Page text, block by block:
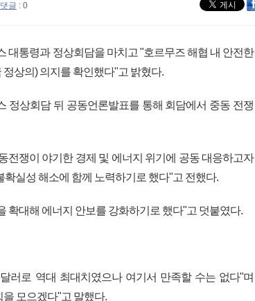
글 : 0
대통령과 정상회담을 마치고 "호르무즈 해협 내 안전한
상의) 의지를 확인했다"고 밝혔다.
정상회담 뒤 공동언론발표를 통해 회담에서 중동 전쟁
전쟁이 야기한 경제 및 에너지 위기에 공동 대응하고자
실성 해소에 함께 노력하기로 했다"고 전했다.
확대해 에너지 안보를 강화하기로 했다"고 덧붙였다.
러로 역대 최대치였으나 여기서 만족할 수는 없다"며
모으겠다"고 말했다.